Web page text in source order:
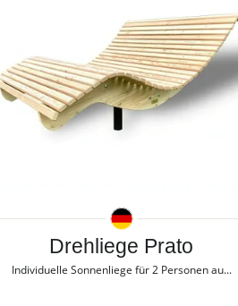
Drehliege Prato
Individuelle Sonnenliege für 2 Personen au...